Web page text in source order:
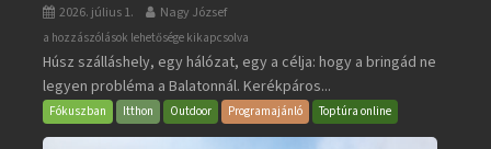
2026. július 1. Nagy József
BalatonBIKE365
bejegyzéshez
a hozzászólások lehetősége kikapcsolva
Húsz szálláshely, egy hálózat, egy a célja: hogy a bringád ne
legyen probléma a Balatonnál. Kerékpáros...
Fókuszban Itthon Outdoor Programajánló Toptúra online